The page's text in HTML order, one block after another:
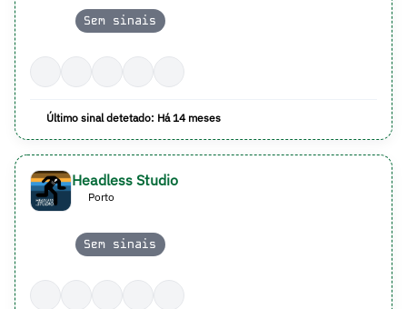
Sem sinais
Último sinal detetado: Há 14 meses
Headless Studio
Porto
Sem sinais